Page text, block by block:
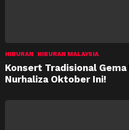
HIBURAN HIBURAN MALAYSIA
Konsert Tradisional
Nurhaliza Oktober Ini!